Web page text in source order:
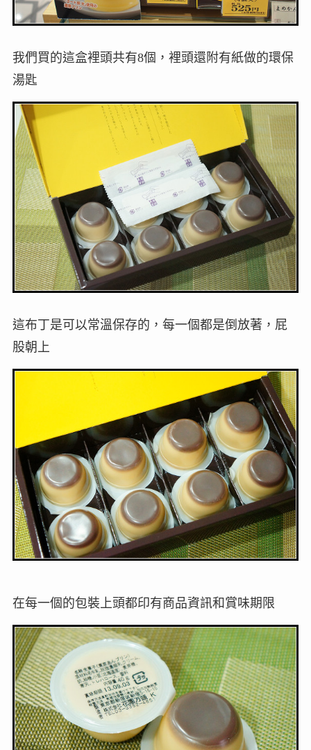
我們買的這盒裡頭共有8個，裡頭還附有紙做的環保
湯匙
這布丁是可以常溫保存的，每一個都是倒放著，屁
股朝上
在每一個的包裝上頭都印有商品資訊和賞味期限